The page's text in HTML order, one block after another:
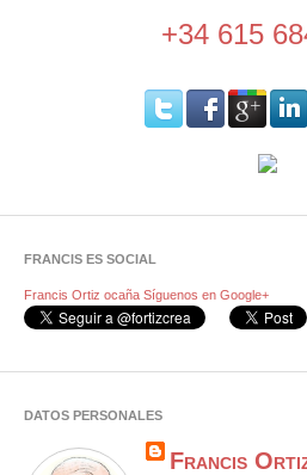
+34 615
FRANCIS ES SOCIAL
Francis Ortiz ocaña Síguenos en Google+
DATOS PERSONALES
Francis